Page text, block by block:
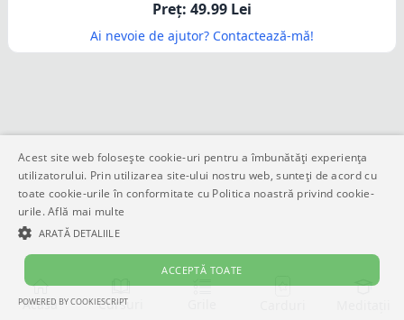
Preț: 49.99 Lei
Ai nevoie de ajutor? Contactează-mă!
Acasă Cursuri
Acest site web folosește cookie-uri pentru a îmbunătăți experiența
utilizatorului. Prin utilizarea site-ului nostru web, sunteți de acord cu
toate cookie-urile în conformitate cu Politica noastră privind cookie-
urile.Află mai multe
ARATĂ DETALIILE
ACCEPTĂ TOATE
STRICT NECESARE
POWERED BY COOKIESCRIPT